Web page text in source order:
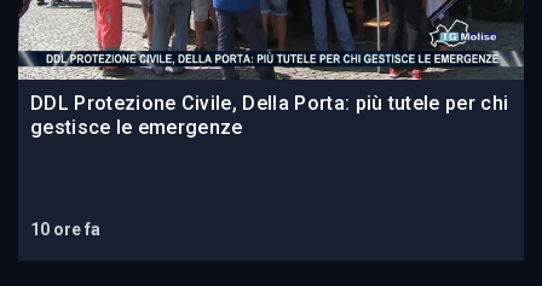
DDL Protezione Civile, Della Porta: più tutele per chi
gestisce le emergenze
10 ore fa